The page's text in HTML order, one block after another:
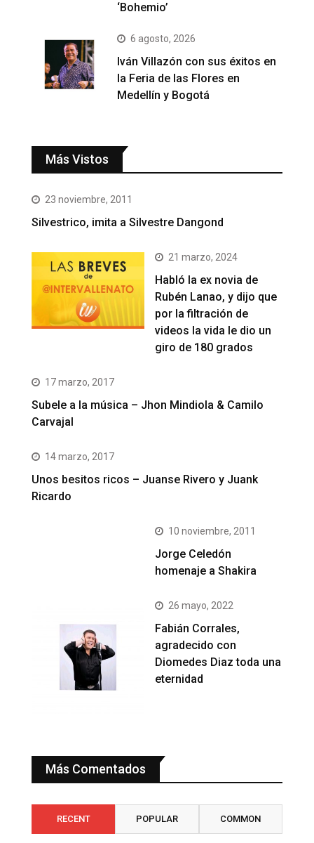
‘Bohemio’
6 agosto, 2026
Iván Villazón con sus éxitos en
la Feria de las Flores en
Medellín y Bogotá
Más Vistos
23 noviembre, 2011
Silvestrico, imita a Silvestre Dangond
21 marzo, 2024
Habló la ex novia de
Rubén Lanao, y dijo que
por la filtración de
videos la vida le dio un
giro de 180 grados
17 marzo, 2017
Subele a la música – Jhon Mindiola & Camilo
Carvajal
14 marzo, 2017
Unos besitos ricos – Juanse Rivero y Juank
Ricardo
10 noviembre, 2011
Jorge Celedón
homenaje a Shakira
26 mayo, 2022
Fabián Corrales,
agradecido con
Diomedes Diaz toda una
eternidad
Más Comentados
RECENT POPULAR COMMON